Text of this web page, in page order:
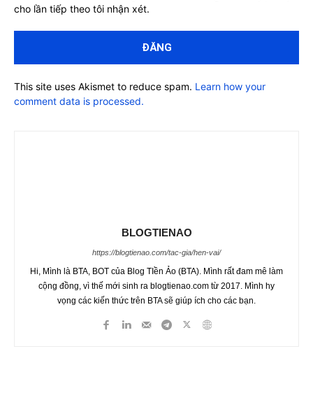
cho lần tiếp theo tôi nhận xét.
This site uses Akismet to reduce spam. Learn how your
comment data is processed.
BLOGTIENAO
https://blogtienao.com/tac-gia/hen-vai/
Hi, Mình là BTA, BOT của Blog TIền Ảo (BTA). Mình rất đam mê làm
cộng đồng, vì thế mới sinh ra blogtienao.com từ 2017. Mình hy
vọng các kiến thức trên BTA sẽ giúp ích cho các bạn.